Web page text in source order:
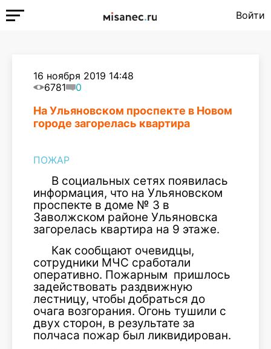
Войти
16 ноября 2019 14:48
6781
0
На Ульяновском проспекте в Новом
городе загорелась квартира
ПОЖАР
В социальных сетях появилась
информация, что на Ульяновском
проспекте в доме № 3 в
Заволжском районе Ульяновска
загорелась квартира на 9 этаже.
Как сообщают очевидцы,
сотрудники МЧС сработали
оперативно. Пожарным пришлось
задействовать раздвижную
лестницу, чтобы добраться до
очага возгорания. Огонь тушили с
двух сторон, в результате за
полчаса пожар был ликвидирован.